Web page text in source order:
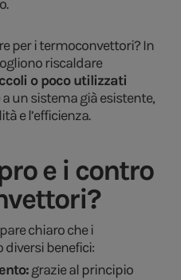
per i termoconvettori? In
riscaldare
o poco utilizzati
un sistema già esistente,
e l’efficienza.
e i contro
chiaro che i
benefici:
grazie al principio